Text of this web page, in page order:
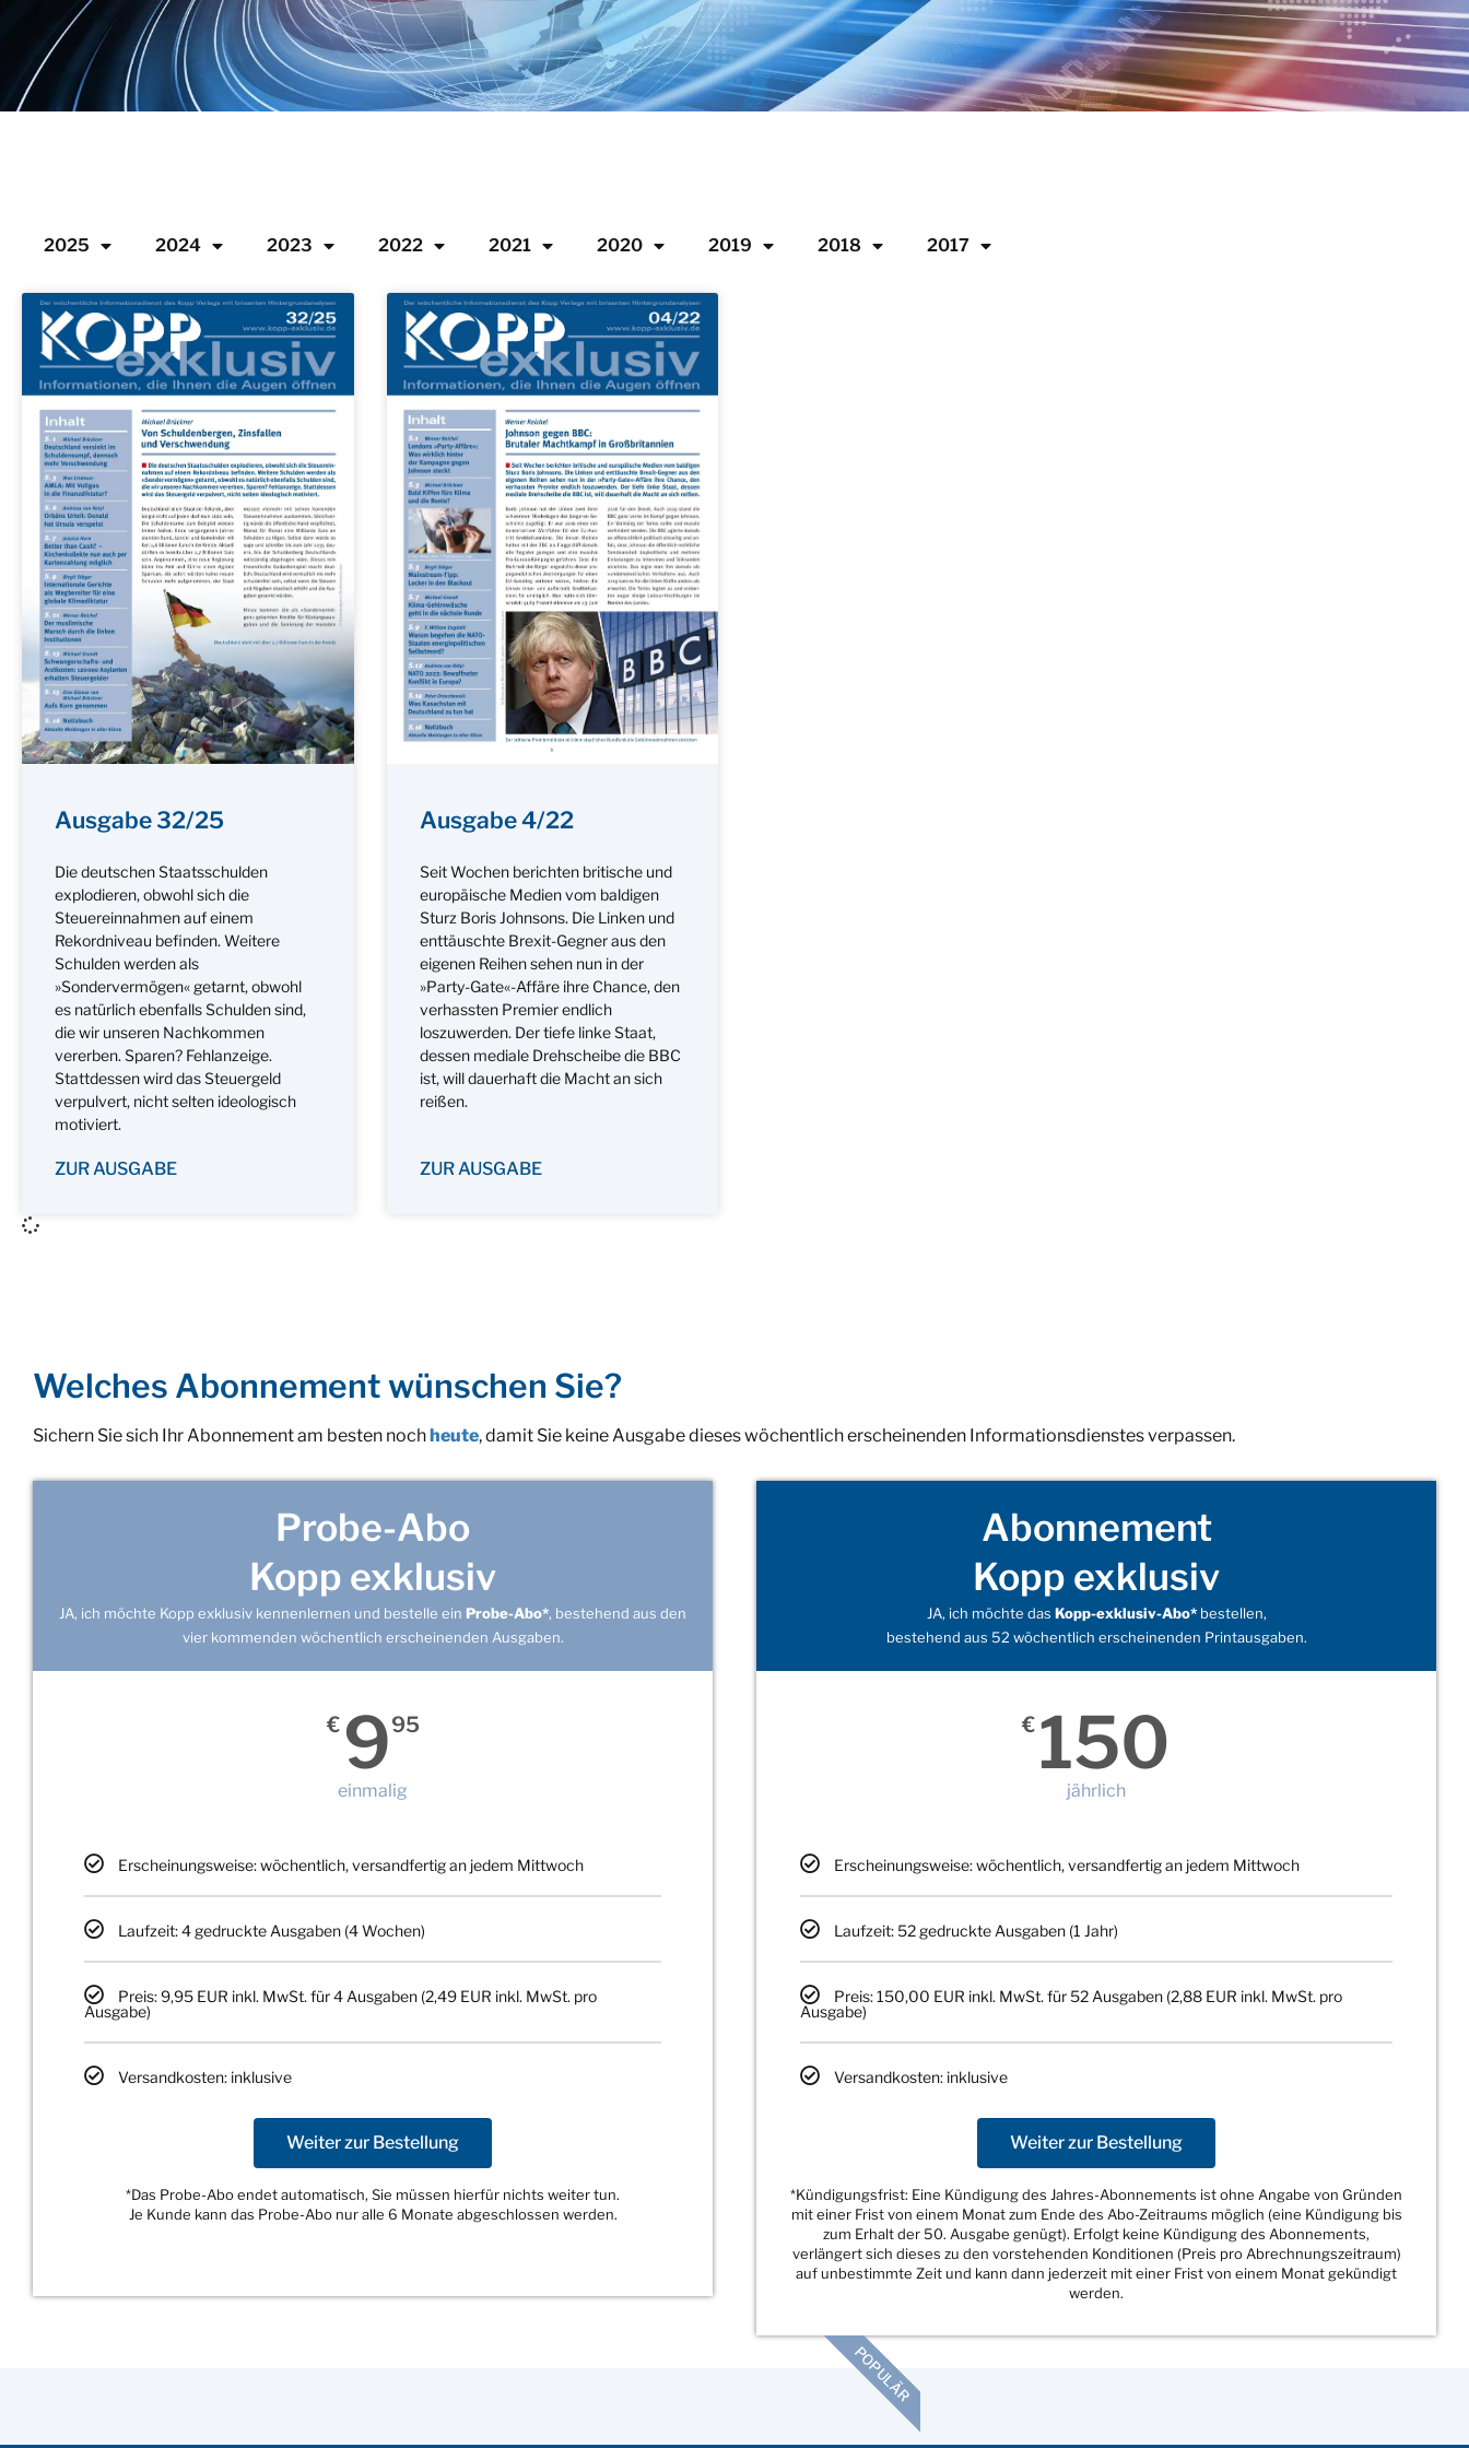
2025 2024 2023 2022 2021 2020 2019 2018 2017
Ausgabe 32/25
Die deutschen Staatsschulden
explodieren, obwohl sich die
Steuereinnahmen auf einem
Rekordniveau befinden. Weitere
Schulden werden als
»Sondervermögen« getarnt, obwohl
es natürlich ebenfalls Schulden sind,
die wir unseren Nachkommen
vererben. Sparen? Fehlanzeige.
Stattdessen wird das Steuergeld
verpulvert, nicht selten ideologisch
motiviert.
ZUR AUSGABE
Ausgabe 4/22
Seit Wochen berichten britische und
europäische Medien vom baldigen
Sturz Boris Johnsons. Die Linken und
enttäuschte Brexit-Gegner aus den
eigenen Reihen sehen nun in der
»Party-Gate«-Affäre ihre Chance, den
verhassten Premier endlich
loszuwerden. Der tiefe linke Staat,
dessen mediale Drehscheibe die BBC
ist, will dauerhaft die Macht an sich
reißen.
ZUR AUSGABE
Welches Abonnement wünschen Sie?
Sichern Sie sich Ihr Abonnement am besten nochheute, damit Sie keine Ausgabe dieses wöchentlich erscheinenden Informationsdienstes verpassen.
Probe-Abo
Kopp exklusiv
JA, ich möchte Kopp exklusiv kennenlernen und bestelle ein Probe-Abo*, bestehend aus den
vier kommenden wöchentlich erscheinenden Ausgaben.
€ 995
einmalig
Erscheinungsweise: wöchentlich, versandfertig an jedem Mittwoch
Laufzeit: 4 gedruckte Ausgaben (4 Wochen)
Preis: 9,95 EUR inkl. MwSt. für 4 Ausgaben (2,49 EUR inkl. MwSt. pro
Ausgabe)
Versandkosten: inklusive
Weiter zur Bestellung
*Das Probe-Abo endet automatisch, Sie müssen hierfür nichts weiter tun.
Je Kunde kann das Probe-Abo nur alle 6 Monate abgeschlossen werden.
Abonnement
Kopp exklusiv
JA, ich möchte das Kopp-exklusiv-Abo*bestellen,
bestehend aus 52 wöchentlich erscheinenden Printausgaben.
€ 150
jährlich
Erscheinungsweise: wöchentlich, versandfertig an jedem Mittwoch
Laufzeit: 52 gedruckte Ausgaben (1 Jahr)
Preis: 150,00 EUR inkl. MwSt. für 52 Ausgaben (2,88 EUR inkl. MwSt. pro
Ausgabe)
Versandkosten: inklusive
Weiter zur Bestellung
*Kündigungsfrist: Eine Kündigung des Jahres-Abonnements ist ohne Angabe von Gründen
mit einer Frist von einem Monat zum Ende des Abo-Zeitraums möglich (eine Kündigung bis
zum Erhalt der 50. Ausgabe genügt). Erfolgt keine Kündigung des Abonnements,
verlängert sich dieses zu den vorstehenden Konditionen (Preis pro Abrechnungszeitraum)
auf unbestimmte Zeit und kann dann jederzeit mit einer Frist von einem Monat gekündigt
werden.
POPULÄR